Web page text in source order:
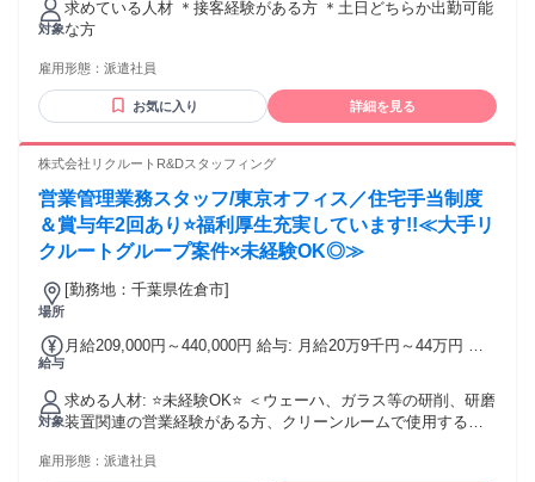
対象
求めている人材 ＊接客経験がある方 ＊土日どちらか出勤可能
な方
雇用形態： 派遣社員
お気に入り 詳細を見る
株式会社リクルートR&Dスタッフィング
営業管理業務スタッフ/東京オフィス／住宅手当制度
＆賞与年2回あり⭐福利厚生充実しています!!≪大手リ
クルートグループ案件×未経験OK◎≫
場所
[勤務地：千葉県佐倉市]
給与
月給209,000円～440,000円 給与: 月給20万9千円～44万円 ※
100％支給 ※派遣就業先が変更となる場合には、就業規則、
労使協定等に基づき賃金が変更となる可能性があります 賞与
年2回（3.2カ月分／5年以上連続実績） 昇給 年1回（勤務評価
を実施） 入社時の想定年収 年収317万円～600万円 社員の年
対象
求める人材: ⭐未経験OK⭐ ＜ウェーハ、ガラス等の研削、研磨
装置関連の営業経験がある方、クリーンルームで使用する機
雇用形態： 派遣社員